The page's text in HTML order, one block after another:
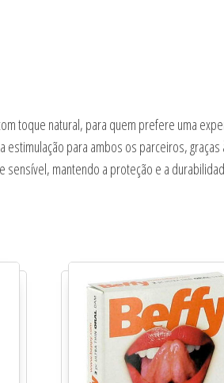
toque natural, para quem prefere uma
estimulação para ambos os parceiros,
sensível, mantendo a proteção e a